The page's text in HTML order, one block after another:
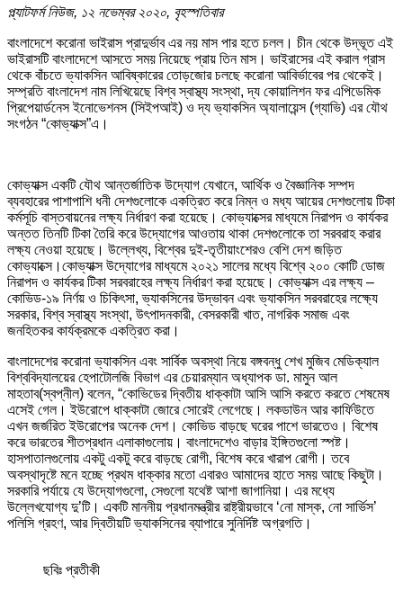
প্ল্যাটফর্ম নিউজ, ১২ নভেম্বর ২০২০, বৃহস্পতিবার
বাংলাদেশে করোনা ভাইরাস প্রাদুর্ভাব এর নয় মাস পার হতে চলল। চীন থেকে উদ্ভূত এই
ভাইরাসটি বাংলাদেশে আসতে সময় নিয়েছে প্রায় তিন মাস। ভাইরাসের এই করাল গ্রাস
থেকে বাঁচতে ভ্যাকসিন আবিষ্কারের তোড়জোর চলছে করোনা আবির্ভাবের পর থেকেই।
সম্প্রতি বাংলাদেশ নাম লিখিয়েছে বিশ্ব স্বাস্থ্য সংস্থা, দ্য কোয়ালিশন ফর এপিডেমিক
প্রিপেয়ার্ডনেস ইনোভেশনস (সিইপআই) ও দ্য ভ্যাকসিন অ্যালায়েন্স (গ্যাভি) এর যৌথ
সংগঠন “কোভ্যাক্স”এ।
কোভ্যাক্স একটি যৌথ আন্তর্জাতিক উদ্যোগ যেখানে, আর্থিক ও বৈজ্ঞানিক সম্পদ
ব্যবহারের পাশাপাশি ধনী দেশগুলোকে একত্রিত করে নিম্ন ও মধ্য আয়ের দেশগুলোয় টিকা
কর্মসূচি বাস্তবায়নের লক্ষ্য নির্ধারণ করা হয়েছে। কোভ্যাক্সের মাধ্যমে নিরাপদ ও কার্যকর
অন্তত তিনটি টিকা তৈরি করে উদ্যোগের আওতায় থাকা দেশগুলোকে তা সরবরাহ করার
লক্ষ্য নেওয়া হয়েছে। উল্লেখ্য, বিশ্বের দুই-তৃতীয়াংশেরও বেশি দেশ জড়িত
কোভ্যাক্সে।কোভ্যাক্স উদ্যোগের মাধ্যমে ২০২১ সালের মধ্যে বিশ্বে ২০০ কোটি ডোজ
নিরাপদ ও কার্যকর টিকা সরবরাহের লক্ষ্য নির্ধারণ করা হয়েছে। কোভ্যাক্স এর লক্ষ্য –
কোভিড-১৯ নির্ণয় ও চিকিৎসা, ভ্যাকসিনের উদ্ভাবন এবং ভ্যাকসিন সরবরাহের লক্ষ্যে
সরকার, বিশ্ব স্বাস্থ্য সংস্থা, উৎপাদনকারী, বেসরকারী খাত, নাগরিক সমাজ এবং
জনহিতকর কার্যক্রমকে একত্রিত করা।
বাংলাদেশের করোনা ভ্যাকসিন এবং সার্বিক অবস্থা নিয়ে বঙ্গবন্ধু শেখ মুজিব মেডিক্যাল
বিশ্ববিদ্যালয়ের হেপাটোলজি বিভাগ এর চেয়ারম্যান অধ্যাপক ডা. মামুন আল
মাহতাব(স্বপ্নীল) বলেন, “কোভিডের দ্বিতীয় ধাক্কাটা আসি আসি করতে করতে শেষমেষ
এসেই গেল। ইউরোপে ধাক্কাটা জোরে সোরেই লেগেছে। লকডাউন আর কার্ফিউতে
এখন জর্জরিত ইউরোপের অনেক দেশ। কোভিড বাড়ছে ঘরের পাশে ভারতেও। বিশেষ
করে ভারতের শীতপ্রধান এলাকাগুলোয়। বাংলাদেশেও বাড়ার ইঙ্গিতগুলো স্পষ্ট।
হাসপাতালগুলোয় একটু একটু করে বাড়ছে রোগী, বিশেষ করে খারাপ রোগী। তবে
অবস্থাদৃষ্টে মনে হচ্ছে প্রথম ধাক্কার মতো এবারও আমাদের হাতে সময় আছে কিছুটা।
সরকারি পর্যায়ে যে উদ্যোগগুলো, সেগুলো যথেষ্ট আশা জাগানিয়া। এর মধ্যে
উল্লেখযোগ্য দু’টি। একটি মাননীয় প্রধানমন্ত্রীর রাষ্ট্রীয়ভাবে ‘নো মাস্ক, নো সার্ভিস’
পলিসি গ্রহণ, আর দ্বিতীয়টি ভ্যাকসিনের ব্যাপারে সুনির্দিষ্ট অগ্রগতি।
ছবিঃ প্রতীকী